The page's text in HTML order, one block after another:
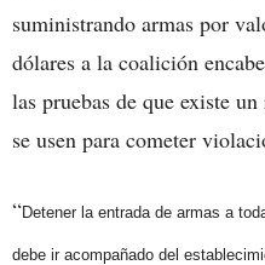
suministrando armas por
dólares a la coalición
las pruebas de que existe
se usen para cometer
“Detener la entrada de armas a
debe ir acompañado del